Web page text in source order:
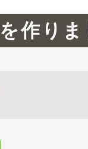
を作りま